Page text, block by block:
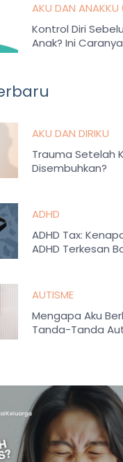
AKU DAN
Kontrol Diri
Anak? Ini
AKU DAN DIRIKU
Trauma Setelah
Disembuhkan?
ADHD
ADHD Tax:
ADHD Terkesan
AUTISME
Mengapa Aku
Tanda-Tanda